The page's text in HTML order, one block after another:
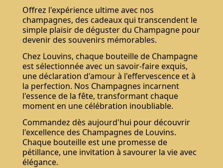
Offrez l'expérience ultime avec nos
champagnes, des cadeaux qui transcendent le
simple plaisir de déguster du Champagne pour
devenir des souvenirs mémorables.
Chez Louvins, chaque bouteille de Champagne
est sélectionnée avec un savoir-faire exquis,
une déclaration d'amour à l'effervescence et à
la perfection. Nos Champagnes incarnent
l'essence de la fête, transformant chaque
moment en une célébration inoubliable.
Commandez dès aujourd'hui pour découvrir
l'excellence des Champagnes de Louvins.
Chaque bouteille est une promesse de
pétillance, une invitation à savourer la vie avec
élégance.